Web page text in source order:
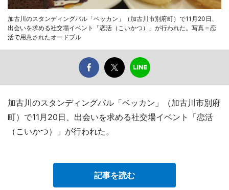
加古川のスタンディングバル「ベッカン」（加古川市別府町）で11月20日、
出会いを求める社交場イベント「恋活（こいかつ）」が行われた。写真＝恋
活で用意されたオードブル
加古川のスタンディングバル「ベッカン」（加古川市別府
町）で11月20日、出会いを求める社交場イベント「恋活
（こいかつ）」が行われた。
記事を読む